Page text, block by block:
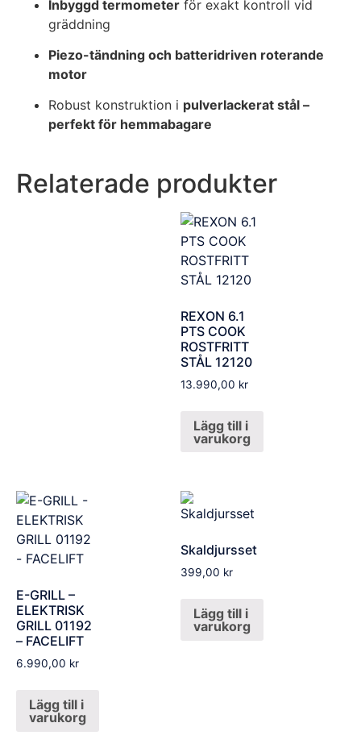
Inbyggd termometer för exakt kontroll vid
gräddning
Piezo-tändning och batteridriven roterande
motor
Robust konstruktion i pulverlackerat stål –
perfekt för hemmabagare
Relaterade produkter
REXON 6.1
PTS COOK
ROSTFRITT
STÅL 12120
13.990,00 kr
Lägg till i
varukorg
E-GRILL –
ELEKTRISK
GRILL 01192
– FACELIFT
6.990,00 kr
Lägg till i
varukorg
Skaldjursset
399,00 kr
Lägg till i
varukorg